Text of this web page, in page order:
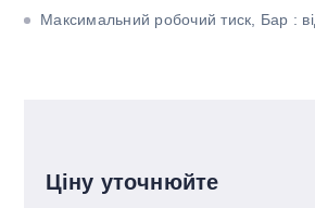
Максимальний робочий тиск, Бар :
Ціну уточнюйте